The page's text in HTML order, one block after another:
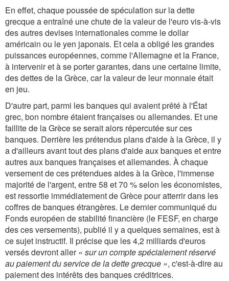
En effet, chaque poussée de spéculation sur la dette
grecque a entraîné une chute de la valeur de l'euro vis-à-vis
des autres devises internationales comme le dollar
américain ou le yen japonais. Et cela a obligé les grandes
puissances européennes, comme l'Allemagne et la France,
à intervenir et à se porter garantes, dans une certaine limite,
des dettes de la Grèce, car la valeur de leur monnaie était
en jeu.
D'autre part, parmi les banques qui avaient prêté à l'État
grec, bon nombre étaient françaises ou allemandes. Et une
faillite de la Grèce se serait alors répercutée sur ces
banques. Derrière les prétendus plans d'aide à la Grèce, il y
a d'ailleurs avant tout des plans d'aide aux banques et entre
autres aux banques françaises et allemandes. À chaque
versement de ces prétendues aides à la Grèce, l'immense
majorité de l'argent, entre 58 et 70 % selon les économistes,
est ressortie immédiatement de Grèce pour atterrir dans les
coffres de banques étrangères. Le dernier communiqué du
Fonds européen de stabilité financière (le FESF, en charge
des ces versements), publié il y a quelques semaines, est à
ce sujet instructif. Il précise que les 4,2 milliards d'euros
versés devront aller« sur un compte spécialement réservé
au paiement du service de la dette grecque », c'est-à-dire au
paiement des intérêts des banques créditrices.